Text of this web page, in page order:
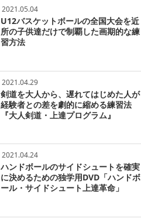
2021.05.04
U12バスケットボールの全国大会を近
所の子供達だけで制覇した画期的な練
習方法
2021.04.29
剣道を大人から、遅れてはじめた人が
経験者との差を劇的に縮める練習法
『大人剣道・上達プログラム』
2021.04.24
ハンドボールのサイドシュートを確実
に決めるための独学用DVD「ハンドボ
ール・サイドシュート上達革命」